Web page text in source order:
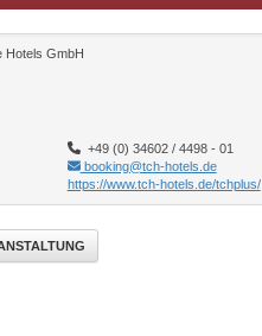
Hotels GmbH
+49 (0) 34602 / 4498 - 01
booking@tch-hotels.de
https://www.tch-hotels.de/tchplus/